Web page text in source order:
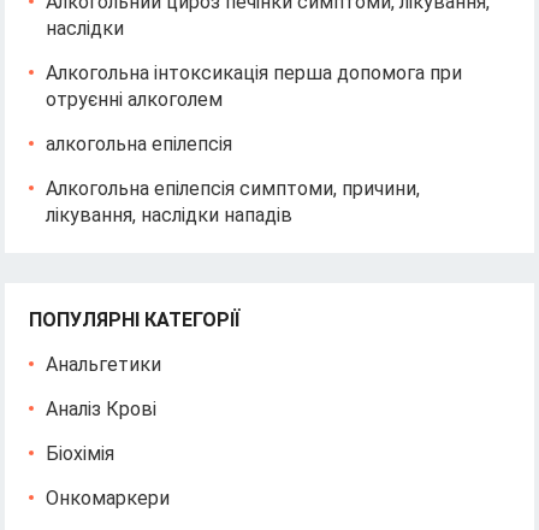
наслідки
Алкогольна інтоксикація перша допомога при
отруєнні алкоголем
алкогольна епілепсія
Алкогольна епілепсія симптоми, причини,
лікування, наслідки нападів
ПОПУЛЯРНІ КАТЕГОРІЇ
Анальгетики
Аналіз Крові
Біохімія
Онкомаркери